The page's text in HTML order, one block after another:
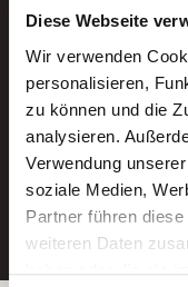
Diese Webseite
Wir verwenden
personalisieren,
zu können und die
analysieren.
Verwendung
soziale Medien,
Partner führen
weiteren Daten
Neue
Ein
E-